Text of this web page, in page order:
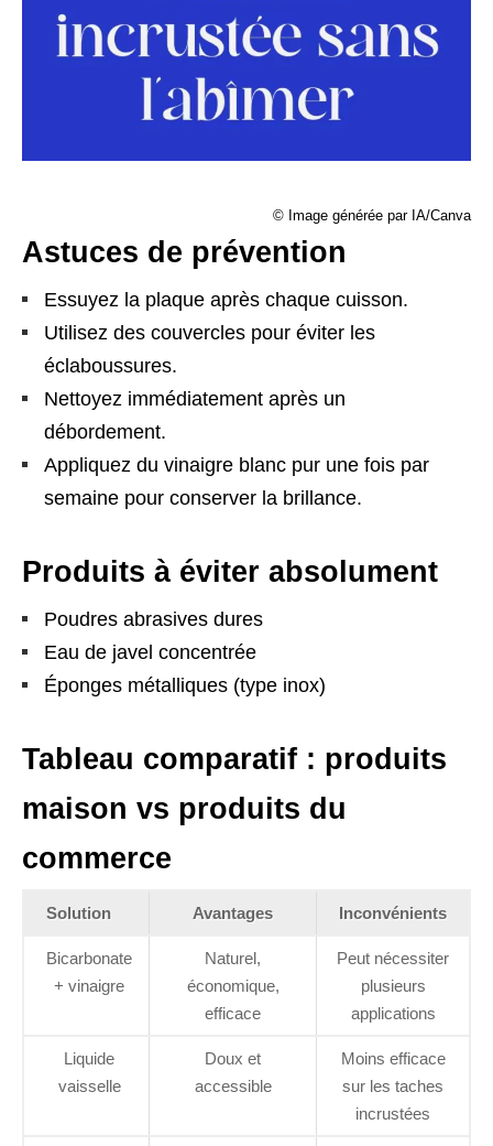
© Image générée par IA/Canva
Astuces de prévention
Essuyez la plaque après chaque cuisson.
Utilisez des couvercles pour éviter les
éclaboussures.
Nettoyez immédiatement après un
débordement.
Appliquez du vinaigre blanc pur une fois par
semaine pour conserver la brillance.
Produits à éviter absolument
Poudres abrasives dures
Eau de javel concentrée
Éponges métalliques (type inox)
Tableau comparatif : produits
maison vs produits du
commerce
Solution Avantages Inconvénients
Bicarbonate
+ vinaigre
Naturel,
économique,
efficace
Peut nécessiter
plusieurs
applications
Liquide
vaisselle
Doux et
accessible
Moins efficace
sur les taches
incrustées